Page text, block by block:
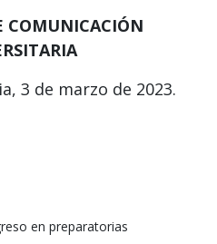
COMUNICACIÓN
3 de marzo de 2023.
en preparatorias